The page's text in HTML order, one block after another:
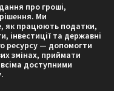
про гроші,
Ми
як працюють податки,
інвестиції та державні
ресурсу — допомогти
змінах, приймати
доступними